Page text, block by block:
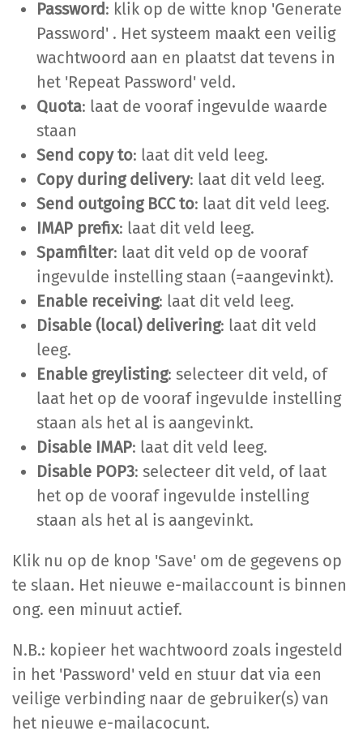
Password: klik op de witte knop 'Generate
Password' . Het systeem maakt een veilig
wachtwoord aan en plaatst dat tevens in
het 'Repeat Password' veld.
Quota: laat de vooraf ingevulde waarde
staan
Send copy to: laat dit veld leeg.
Copy during delivery: laat dit veld leeg.
Send outgoing BCC to: laat dit veld leeg.
IMAP prefix: laat dit veld leeg.
Spamfilter: laat dit veld op de vooraf
ingevulde instelling staan (=aangevinkt).
Enable receiving: laat dit veld leeg.
Disable (local) delivering: laat dit veld
leeg.
Enable greylisting: selecteer dit veld, of
laat het op de vooraf ingevulde instelling
staan als het al is aangevinkt.
Disable IMAP: laat dit veld leeg.
Disable POP3: selecteer dit veld, of laat
het op de vooraf ingevulde instelling
staan als het al is aangevinkt.
Klik nu op de knop 'Save' om de gegevens op
te slaan. Het nieuwe e-mailaccount is binnen
ong. een minuut actief.
N.B.: kopieer het wachtwoord zoals ingesteld
in het 'Password' veld en stuur dat via een
veilige verbinding naar de gebruiker(s) van
het nieuwe e-mailacocunt.